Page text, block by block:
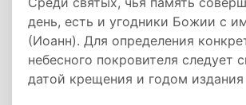
день, есть и угодники Божии с
(Иоанн). Для определения
небесного покровителя следует
датой крещения и годом издания